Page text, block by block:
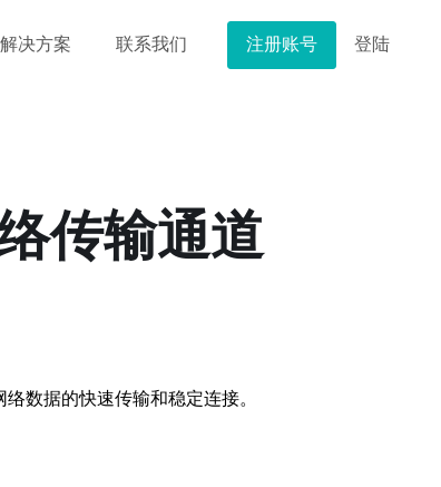
解决方案 联系我们 注册账号 登陆
传输通道
数据的快速传输和稳定连接。